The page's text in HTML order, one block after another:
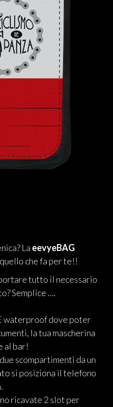
La eevyeBAG
che fa per te!!
tutto il necessario
Semplice ….
waterproof dove poter
la tua mascherina
al bar!
scompartimenti da un
si posiziona il telefono
ricavate 2 slot per